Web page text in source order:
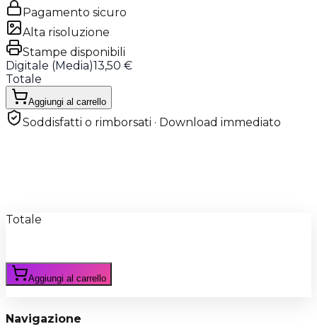
Pagamento sicuro
Alta risoluzione
Stampe disponibili
Digitale (Media)13,50 €
Totale
Aggiungi al carrello
Soddisfatti o rimborsati · Download immediato
Totale
Aggiungi al carrello
Navigazione